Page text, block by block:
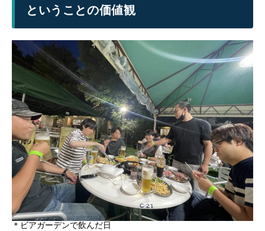
ということの価値観
＊ビアガーデンで飲んだ日